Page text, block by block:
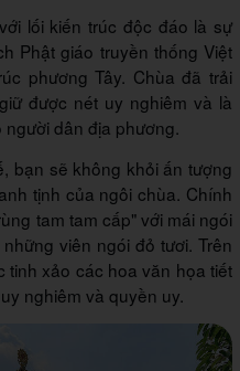
lối kiến trúc độc đáo là sự
Phật giáo truyền thống Việt
phương Tây. Chùa đã trải
được nét uy nghiêm và là
dân địa phương.
bạn sẽ không khỏi ấn tượng
tịnh của ngôi chùa. Chính
tam tam cấp" với mái ngói
viên ngói đỏ tươi. Trên
tinh xảo các hoa văn họa tiết
nghiêm và quyền uy.